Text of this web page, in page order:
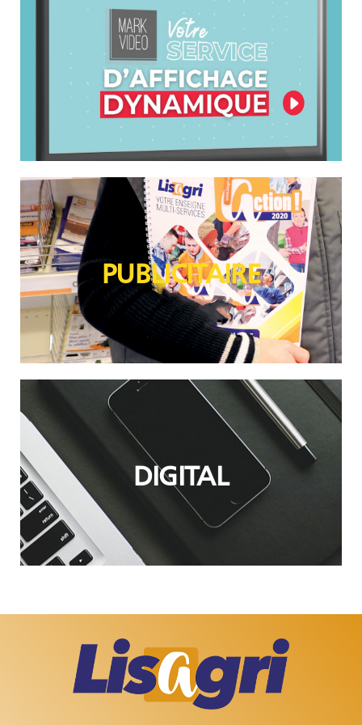
PUBLICITAIRE
PUBLICITAIRE
Fournitures pour magasins et bureaux, objets,
textiles, …
DIGITAL
Étendez votre visibilité sur le plan digital et
multimédia.